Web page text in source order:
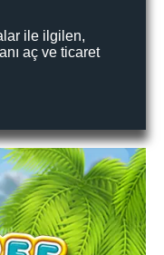
ile ilgilen,
aç ve ticaret